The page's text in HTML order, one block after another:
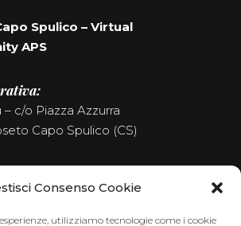
Consenso Cookie
utilizziamo tecnologie come i cookie
Spulico – Virtual
APS
c/o Piazza Azzurra
Capo Spulico (CS)
sui Social